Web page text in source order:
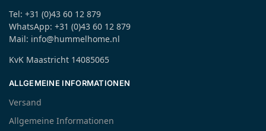
Tel: +31 (0)43 60 12 879
WhatsApp: +31 (0)43 60 12 879
Mail: info@hummelhome.nl
KvK Maastricht 14085065
ALLGEMEINE INFORMATIONEN
Versand
Allgemeine Informationen